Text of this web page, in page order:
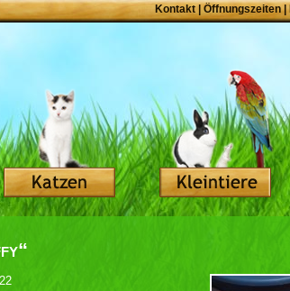
Kontakt Öffnungszeiten|